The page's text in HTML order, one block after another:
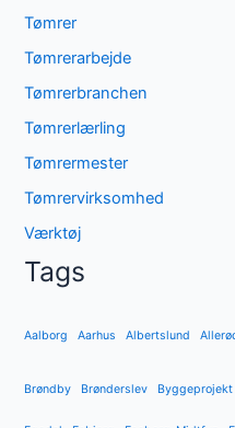
Tømrer
Tømrerarbejde
Tømrerbranchen
Tømrerlærling
Tømrermester
Tømrervirksomhed
Værktøj
Tags
Aalborg Aarhus Albertslund
Brøndby Brønderslev Byggeprojekt